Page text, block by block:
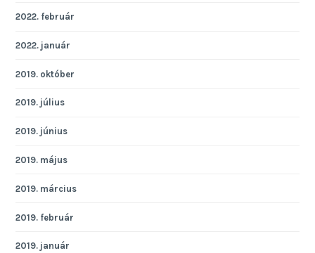
2022. február
2022. január
2019. október
2019. július
2019. június
2019. május
2019. március
2019. február
2019. január